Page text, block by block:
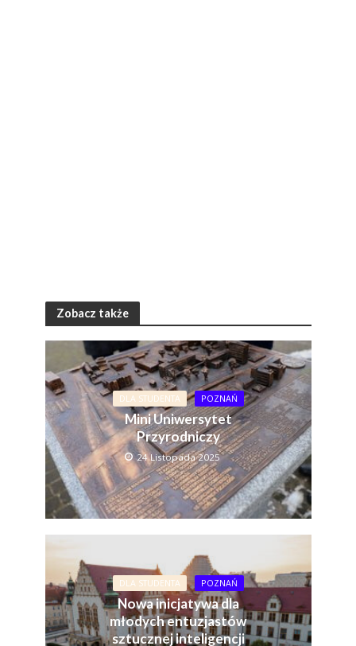
Zobacz także
DLA STUDENTA POZNAŃ
Mini Uniwersytet
Przyrodniczy
24 Listopada 2025
DLA STUDENTA POZNAŃ
Nowa inicjatywa dla
młodych entuzjastów
sztucznej inteligencji